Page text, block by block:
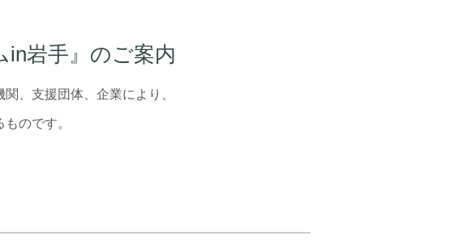
in岩手』のご案内
、支援団体、企業により、
のです。